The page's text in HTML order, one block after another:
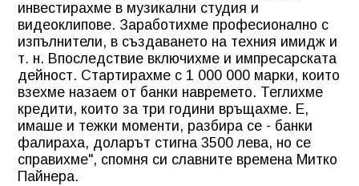
инвестирахме в музикални студия и
видеоклипове. Заработихме професионално с
изпълнители, в създаването на техния имидж и
т. н. Впоследствие включихме и импресарската
дейност. Стартирахме с 1 000 000 марки, които
взехме назаем от банки навремето. Теглихме
кредити, които за три години връщахме. Е,
имаше и тежки моменти, разбира се - банки
фалираха, доларът стигна 3500 лева, но се
справихме", спомня си славните времена Митко
Пайнера.